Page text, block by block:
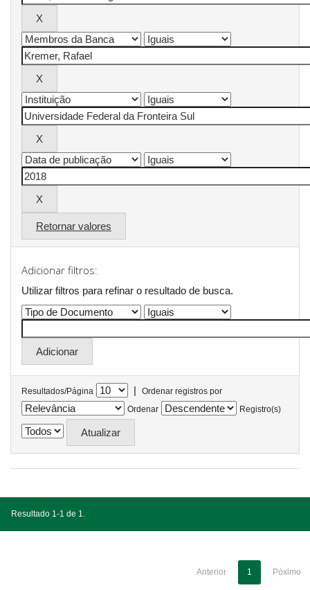
Retornar valores
Adicionar filtros:
Utilizar filtros para refinar o resultado de busca.
Resultados/Página |
Ordenar registros por
Ordenar
Registro(s)
Resultado 1-1 de 1.
Anterior 1 Póximo